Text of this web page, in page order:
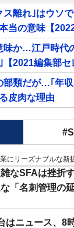
ス離れ｣はウソ
当の意味【
味か…江戸時代
2021編集部セ
類だが…｢年
皮肉な理由
にリーズナブルな新
なSFAは挫折
「名刺管理の
はニュース、8